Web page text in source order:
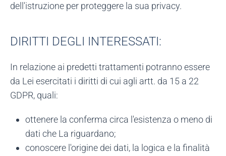
dell'istruzione per proteggere la sua privacy.
DIRITTI DEGLI INTERESSATI:
In relazione ai predetti trattamenti potranno essere
da Lei esercitati i diritti di cui agli artt. da 15 a 22
GDPR, quali:
ottenere la conferma circa l'esistenza o meno di
dati che La riguardano;
conoscere l'origine dei dati, la logica e la finalità